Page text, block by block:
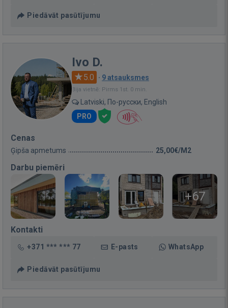
Piedāvāt pasūtījumu
Ivo D.
5.0 · 9 atsauksmes
Bija vietnē: Pirms 1st. 0 min.
Latviski, По-русски, English
PRO
Cenas
Ģipša apmetums 25,00€/M2
Darbu piemēri
+67
Kontakti
+371 *** *** 77 E-pasts WhatsApp
Piedāvāt pasūtījumu